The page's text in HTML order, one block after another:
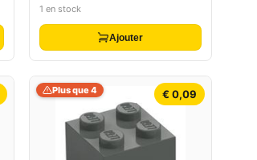
1 en stock
Ajouter
€ 0,09
Plus que 4